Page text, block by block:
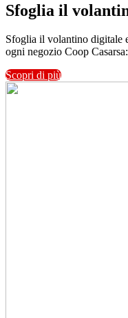
Sfoglia il
Sfoglia il volantino digitale
ogni negozio Coop
Scopri di più